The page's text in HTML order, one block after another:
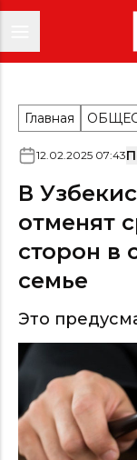
Главная
12.02.2025 07:43
В
отменят
сторон в
семье
Это